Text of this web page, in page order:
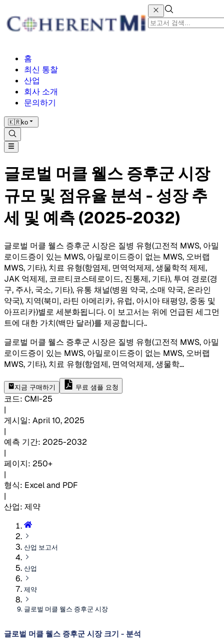
홈
최신 통찰
산업
회사 소개
문의하기
🇰🇷ko
글로벌 머클 웰스 증후군 시장
규모 및 점유율 분석 - 성장 추
세 및 예측 (2025-2032)
글로벌 머클 웰스 증후군 시장은 질병 유형(고전적 MWS, 아밀
로이드증이 있는 MWS, 아밀로이드증이 없는 MWS, 오버랩
MWS, 기타), 치료 유형(항염제, 면역억제제, 생물학적 제제,
JAK 억제제, 코르티코스테로이드, 진통제, 기타), 투여 경로(경
구, 주사, 국소, 기타), 유통 채널(병원 약국, 소매 약국, 온라인
약국), 지역(북미, 라틴 아메리카, 유럽, 아시아 태평양, 중동 및
아프리카)별로 세분화됩니다. 이 보고서는 위에 언급된 세그먼
트에 대한 가치(백만 달러)를 제공합니다..
글로벌 머클 웰스 증후군 시장은 질병 유형(고전적 MWS, 아밀
로이드증이 있는 MWS, 아밀로이드증이 없는 MWS, 오버랩
MWS, 기타), 치료 유형(항염제, 면역억제제, 생물학...
지금 구매하기 무료 샘플 요청
코드: CMI-25
|
게시일: April 10, 2025
|
예측 기간: 2025-2032
|
페이지: 250+
|
형식: Excel and PDF
|
산업: 제약
산업 보고서
산업
제약
글로벌 머클 웰스 증후군 시장
글로벌 머클 웰스 증후군 시장 크기 - 분석